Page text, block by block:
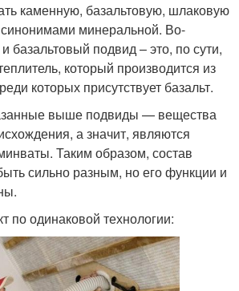
каменную, базальтовую, шлаковую
синонимами минеральной. Во-
базальтовый подвид – это, по сути,
который производится из
которых присутствует базальт.
выше подвиды — вещества
а значит, являются
Таким образом, состав
сильно разным, но его функции и
по одинаковой технологии: